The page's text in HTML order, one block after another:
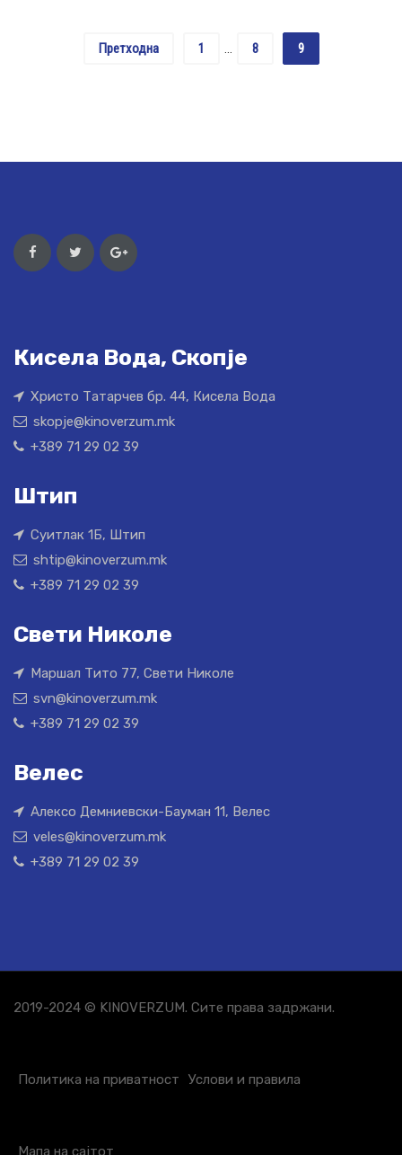
Претходна 1 … 8 9
Кисела Вода, Скопје
Христо Татарчев бр. 44, Кисела Вода
skopje@kinoverzum.mk
+389 71 29 02 39
Штип
Суитлак 1Б, Штип
shtip@kinoverzum.mk
+389 71 29 02 39
Свети Николе
Маршал Тито 77, Свети Николе
svn@kinoverzum.mk
+389 71 29 02 39
Велес
Алексо Демниевски-Бауман 11, Велес
veles@kinoverzum.mk
+389 71 29 02 39
2019-2024 © KINOVERZUM. Сите права задржани.
Политика на приватност Услови и правила
Мапа на сајтот